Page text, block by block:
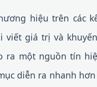
hiệu trên các
viết giá trị và
một nguồn tín
diễn ra nhanh